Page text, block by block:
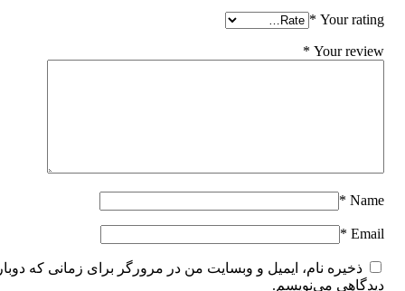
Your rating
*
Your review
*
Name
*
Email
*
ذخیره نام، ایمیل و وبسایت من در مرورگر برای زمانی که
دیدگاهی می‌نویسم.